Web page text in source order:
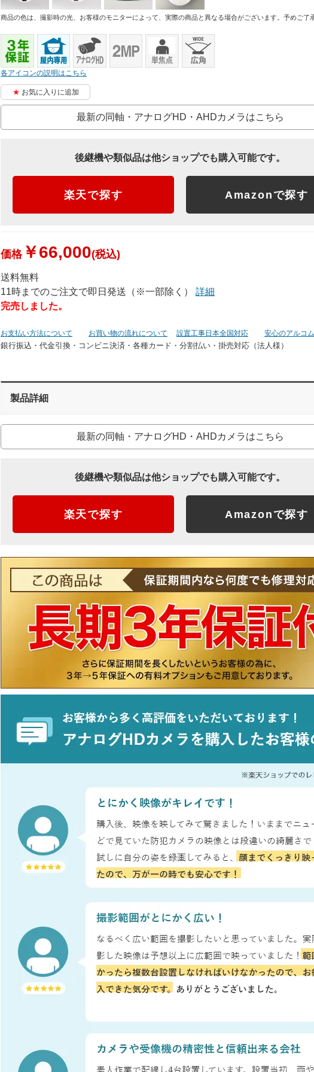
商品の色は、撮影時の光、お客様のモニターによって、実際の商品と異なる場合がございます。予めご了
各アイコンの説明はこちら
お気に入りに追加
最新の同軸・アナログHD・AHDカメラはこちら
後継機や類似品は他ショップでも購入可能です。
楽天で探す Amazonで探す
価格￥66,000(税込)
送料無料
11時までのご注文で即日発送（※一部除く） 詳細
完売しました。
お支払い方法について お買い物の流れについて 設置工事日本全国対応 安心のアルコ
銀行振込・代金引換・コンビニ決済・ 各種カード・分割払い・掛売対応（法人様）
製品詳細
最新の同軸・アナログHD・AHDカメラはこちら
後継機や類似品は他ショップでも購入可能です。
楽天で探す Amazonで探す